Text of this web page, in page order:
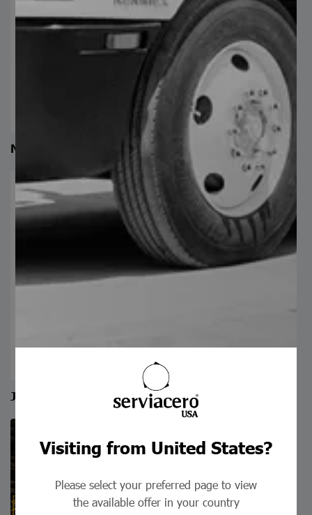
Nylon Natural / Azul
Jaulón Metálico para Vinos
Visiting from United States?
Please select your preferred page to view
the available offer in your country